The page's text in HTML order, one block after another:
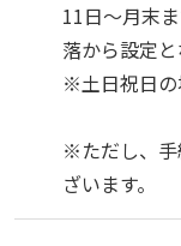
11日～月末
落から設定と
※土日祝日の
※ただし、手
ざいます。